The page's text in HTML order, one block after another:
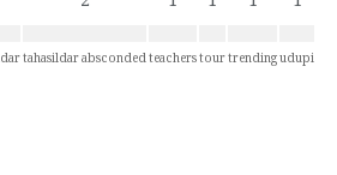
tahasildar abscondedteacherstourtrendingudupi